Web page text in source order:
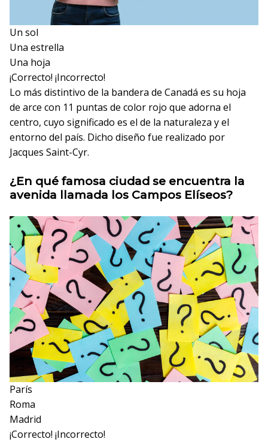
Un sol
Una estrella
Una hoja
¡Correcto! ¡Incorrecto!
Lo más distintivo de la bandera de Canadá es su hoja
de arce con 11 puntas de color rojo que adorna el
centro, cuyo significado es el de la naturaleza y el
entorno del país. Dicho diseño fue realizado por
Jacques Saint-Cyr.
¿En qué famosa ciudad se encuentra la
avenida llamada los Campos Elíseos?
París
Roma
Madrid
¡Correcto! ¡Incorrecto!